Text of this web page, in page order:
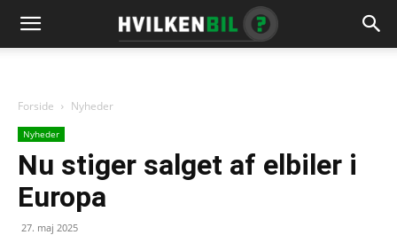
Forside Nyheder
Nyheder
Nu stiger salget af elbiler i
Europa
27. maj 2025